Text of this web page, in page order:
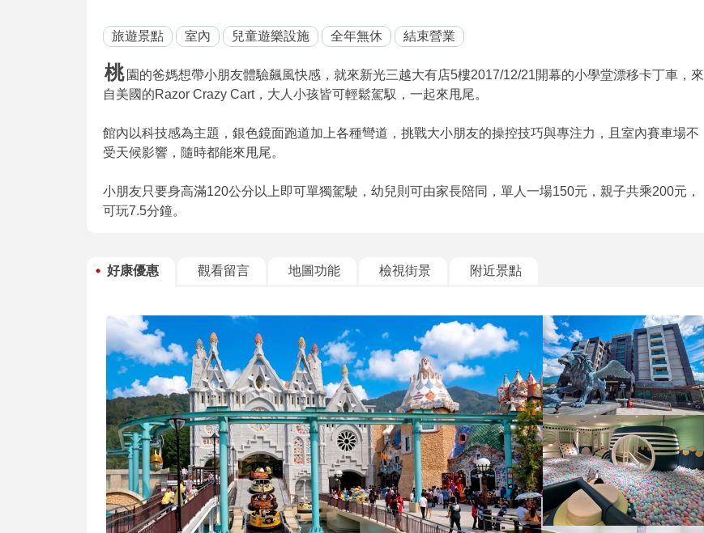
旅遊景點 室內 兒童遊樂設施 全年無休 結束營業
桃 園的爸媽想帶小朋友體驗飆風快感，就來新光三越大有店5樓2017/12/21開幕的小學堂漂移卡丁車，來
自美國的Razor Crazy Cart，大人小孩皆可輕鬆駕馭，一起來甩尾。
館內以科技感為主題，銀色鏡面跑道加上各種彎道，挑戰大小朋友的操控技巧與專注力，且室內賽車場不
受天候影響，隨時都能來甩尾。
小朋友只要身高滿120公分以上即可單獨駕駛，幼兒則可由家長陪同，單人一場150元，親子共乘200元，
可玩7.5分鐘。
好康優惠 觀看留言 地圖功能 檢視街景 附近景點